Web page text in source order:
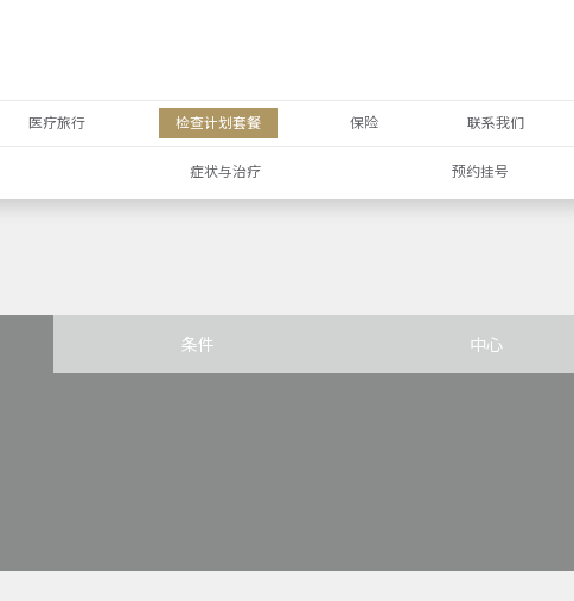
医疗旅行 检查计划套餐 保险 联系我们
症状与治疗 预约挂号
条件 中心